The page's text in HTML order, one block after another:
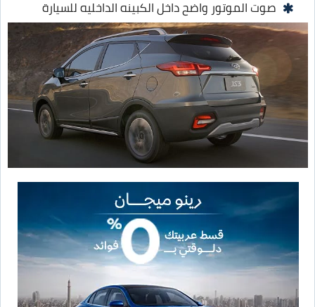
صوت الموتور واضح داخل الكبينه الداخليه للسيارة